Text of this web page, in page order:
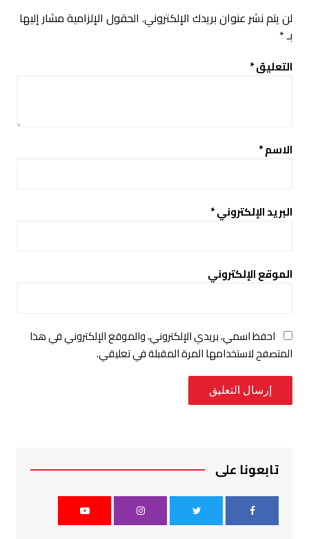
لن يتم نشر عنوان بريدك الإلكتروني. الحقول الإلزامية مشار إليها
بـ*
التعليق*
الاسم*
البريد الإلكتروني*
الموقع الإلكتروني
احفظ اسمي، بريدي الإلكتروني، والموقع الإلكتروني في هذا
المتصفح لاستخدامها المرة المقبلة في تعليقي.
تابعونا على